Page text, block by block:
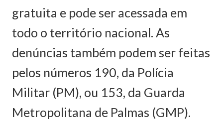
gratuita e pode ser acessada em
todo o território nacional. As
denúncias também podem ser feitas
pelos números 190, da Polícia
Militar (PM), ou 153, da Guarda
Metropolitana de Palmas (GMP).